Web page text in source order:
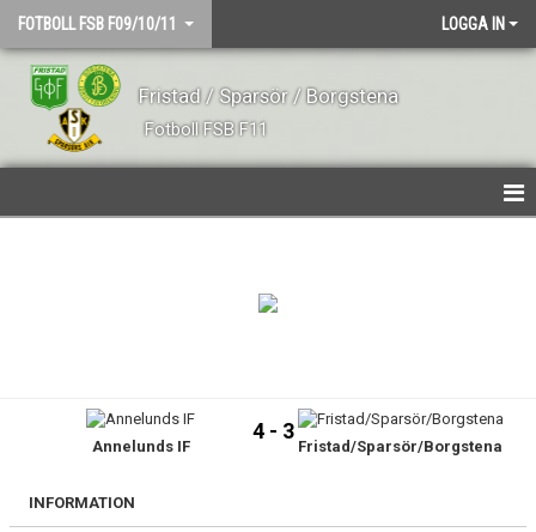
FOTBOLL FSB F09/10/11 LOGGA IN
Fristad / Sparsör / Borgstena
Fotboll FSB F11
BILDGALLERI
Annelunds IF
4 - 3
Fristad/Sparsör/Borgstena
INFORMATION